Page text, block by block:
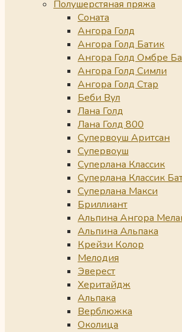
Полушерстяная пряжа
Соната
Ангора Голд
Ангора Голд Батик
Ангора Голд Омбре
Ангора Голд Симли
Ангора Голд Стар
Беби Вул
Лана Голд
Лана Голд 800
Супервоуш Аритсан
Супервоуш
Суперлана Классик
Суперлана Классик
Суперлана Макси
Бриллиант
Альпина Ангора
Альпина Альпака
Крейзи Колор
Мелодия
Эверест
Херитайдж
Альпака
Верблюжка
Околица